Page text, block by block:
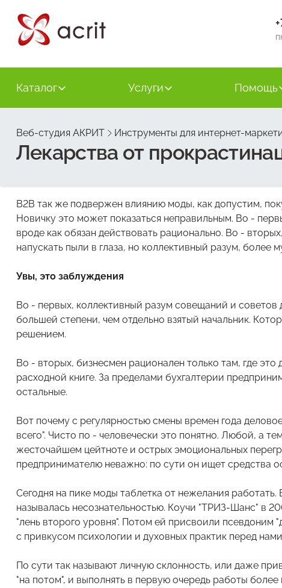
Каталог Услуги Помощь
Веб-студия АКРИТ Инструменты для интернет-
Лекарства от
B2B так же подвержен влиянию моды, как допустим,
Новичку это может показаться неправильным. Во -
вроде как обязан действовать рационально. Во -
напускать пыли в глаза, но коллективный разум, более
Увы, это заблуждения
Во - первых, коллективный разум совещаний и
большей степени, чем отдельно взятый начальник.
решением.
Во - вторых, бизнесмен рационален только там, где
расходной книге. За пределами бухгалтерии
остальные.
Вот почему с регулярностью смены времен года
всего". Чисто по - человечески это понятно. Любой, а
жесточайшем цейтноте и острых эмоциональных
предпринимателю неважно: по сути он ищет средства
Сегодня на пике моды таблетка от нежелания
называлась несознательностью. Коучи "ТРИЗ-Шанс" в
"лень второго уровня". Потом ей присвоили псевдоним
с привкусом психологии и духовных практик перед
По сути так называют личную склонность, или даже
"на потом", и выполнять в первую очередь работы